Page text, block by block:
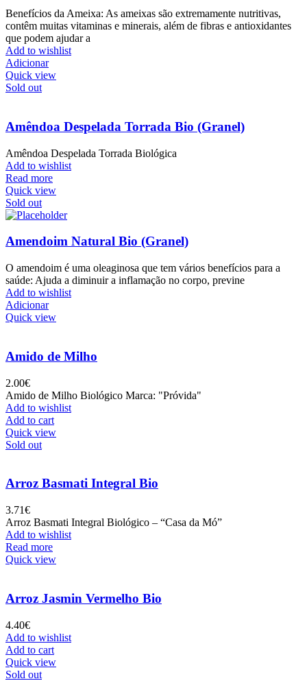
Benefícios da Ameixa: As ameixas são extremamente nutritivas,
contêm muitas vitaminas e minerais, além de fibras e antioxidantes
que podem ajudar a
Add to wishlist
Adicionar
Quick view
Sold out
Amêndoa Despelada Torrada Bio (Granel)
Amêndoa Despelada Torrada Biológica
Add to wishlist
Read more
Quick view
Sold out
Amendoim Natural Bio (Granel)
O amendoim é uma oleaginosa que tem vários benefícios para a
saúde: Ajuda a diminuir a inflamação no corpo, previne
Add to wishlist
Adicionar
Quick view
Amido de Milho
2.00€
Amido de Milho Biológico Marca: "Próvida"
Add to wishlist
Add to cart
Quick view
Sold out
Arroz Basmati Integral Bio
3.71€
Arroz Basmati Integral Biológico – “Casa da Mó”
Add to wishlist
Read more
Quick view
Arroz Jasmin Vermelho Bio
4.40€
Add to wishlist
Add to cart
Quick view
Sold out